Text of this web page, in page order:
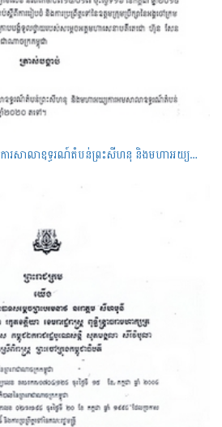
ព្រះរាជក្រឹត្យស្តីពីដាក់ឲ្យដំណើរការសាលាឧទ្ធរណ៍តំបន់ព្រះសីហនុ និងមហាអយ្យការអមសាលាឧទ្ធរណ៍តំបន់ព្រះសីហនុ